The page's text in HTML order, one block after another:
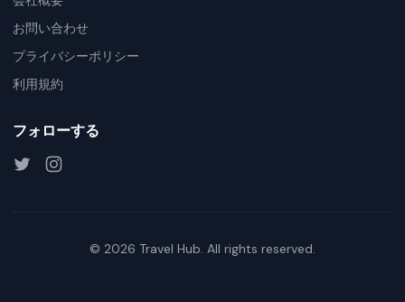
お問い合わせ
プライバシーポリシー
利用規約
フォローする
© 2026 Travel Hub. All rights reserved.